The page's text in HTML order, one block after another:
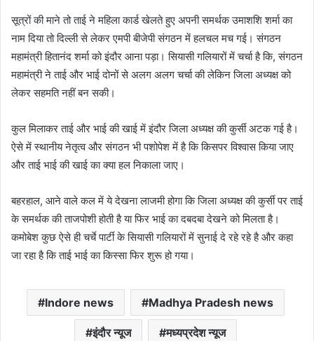
सूत्रों की माने तो ताई ने महिला कार्ड खेलते हुए अपनी समर्थक उमाशशि शर्मा का
नाम दिया तो दिल्ली से लेकर एमपी बीजेपी संगठन में हलचल मच गई। संगठन
महामंत्री हितानंद शर्मा को इंदौर आना पड़ा। सियासी गलियारों में चर्चा है कि, संगठन
महामंत्री ने ताई और भाई दोनों से अलग अलग चर्चा की लेकिन जिला अध्यक्ष को
लेकर सहमति नहीं बन सकी।
कुल मिलाकर ताई और भाई की खाई में इंदौर जिला अध्यक्ष की कुर्सी अटक गई है।
ऐसे में स्थानीय नेतृत्व और संगठन भी पशोपेश में है कि किसपर विश्वास किया जाए
और ताई भाई की खाई का क्या हल निकाला जाए।
बहरहाल, आने वाले कल में ये देखना लाजमी होगा कि जिला अध्यक्ष की कुर्सी पर ताई
के समर्थक की ताजपोशी होती है या फिर भाई का दबदबा देखने को मिलता है।
कमोबेश कुछ ऐसे ही चर्चे पार्टी के सियासी गलियारों में सुनाई दे रहे रहे है और कहा
जा रहा है कि ताई भाई का किस्सा फिर शुरू हो गया।
Indore news Madhya Pradesh news
इंदौर न्यूज मध्यप्रदेश न्यूज